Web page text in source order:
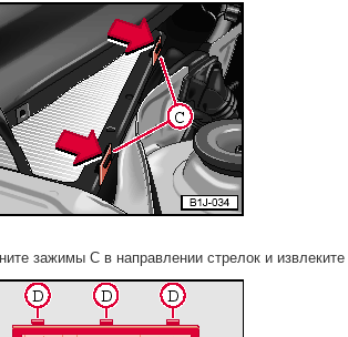
зажимы C в направлении стрелок и